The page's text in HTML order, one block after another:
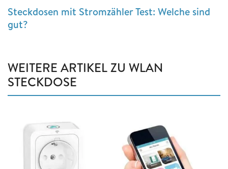
Steckdosen mit Stromzähler Test: Welche sind
gut?
WEITERE ARTIKEL ZU WLAN
STECKDOSE